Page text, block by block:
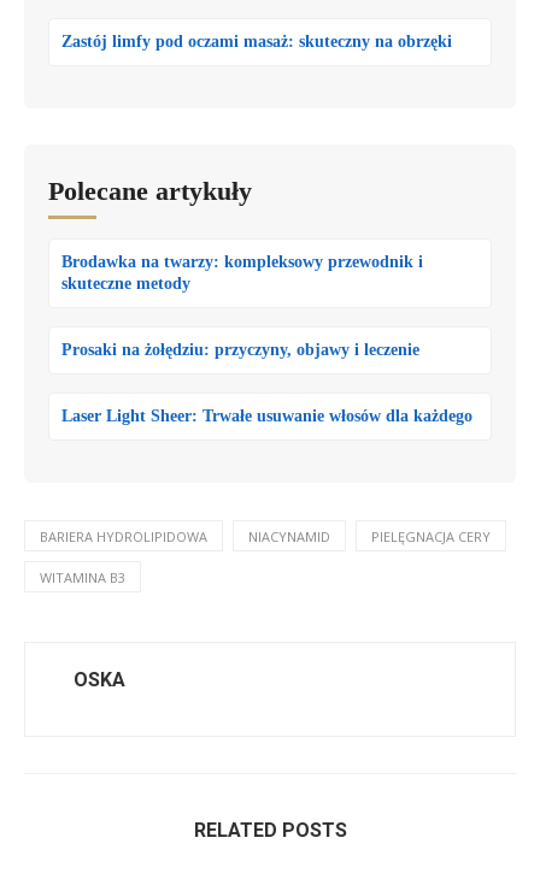
Zastój limfy pod oczami masaż: skuteczny na obrzęki
Polecane artykuły
Brodawka na twarzy: kompleksowy przewodnik i
skuteczne metody
Prosaki na żołędziu: przyczyny, objawy i leczenie
Laser Light Sheer: Trwałe usuwanie włosów dla każdego
BARIERA HYDROLIPIDOWA NIACYNAMID PIELĘGNACJA CERY
WITAMINA B3
OSKA
RELATED POSTS